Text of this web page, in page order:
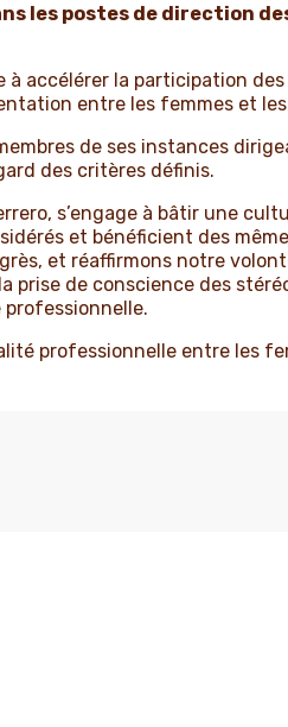
les postes de direction
accélérer la participation
entre les femmes et
de ses instances
des critères définis.
s’engage à bâtir une
et bénéficient des
et réaffirmons notre
prise de conscience des
professionnelle entre les